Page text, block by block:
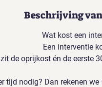
Beschrijving
Wat kost een
Een interventie
de oprijkost én de eerste
tijd nodig? Dan rekenen